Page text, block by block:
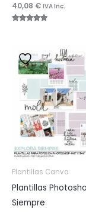
40,08 € IVA Inc.
Plantillas Canva
Plantillas
Siempre